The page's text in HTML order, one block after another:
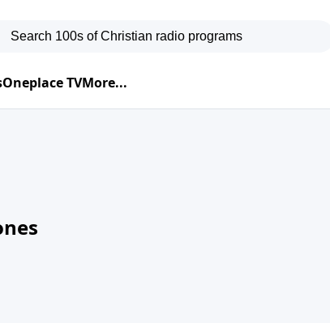
Oneplace TVMore...